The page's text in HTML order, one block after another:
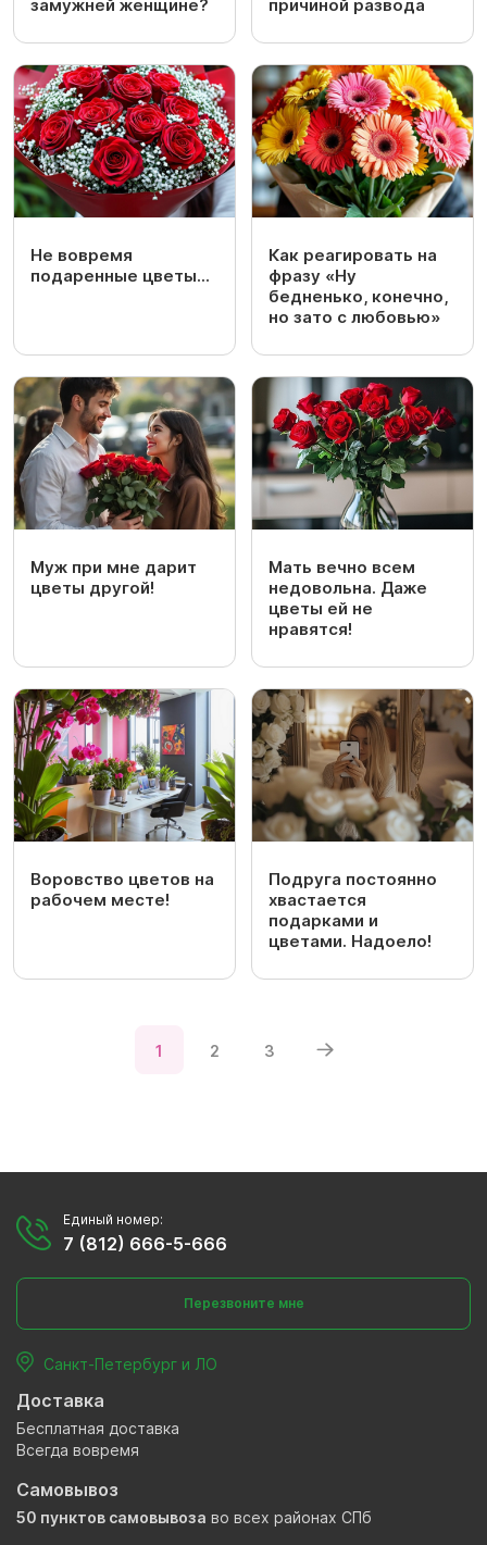
замужней женщине? причиной развода
Не вовремя
подаренные цветы...
Как реагировать на
фразу «Ну
бедненько, конечно,
но зато с любовью»
Муж при мне дарит
цветы другой!
Мать вечно всем
недовольна. Даже
цветы ей не
нравятся!
Воровство цветов на
рабочем месте!
Подруга постоянно
хвастается
подарками и
цветами. Надоело!
1 2 3
Единый номер:
7 (812) 666-5-666
Перезвоните мне
Санкт-Петербург и ЛО
Доставка
Бесплатная доставка
Всегда вовремя
Самовывоз
50 пунктов самовывоза во всех районах СПб